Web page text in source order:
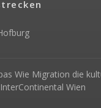
Wie Migration die
Wien